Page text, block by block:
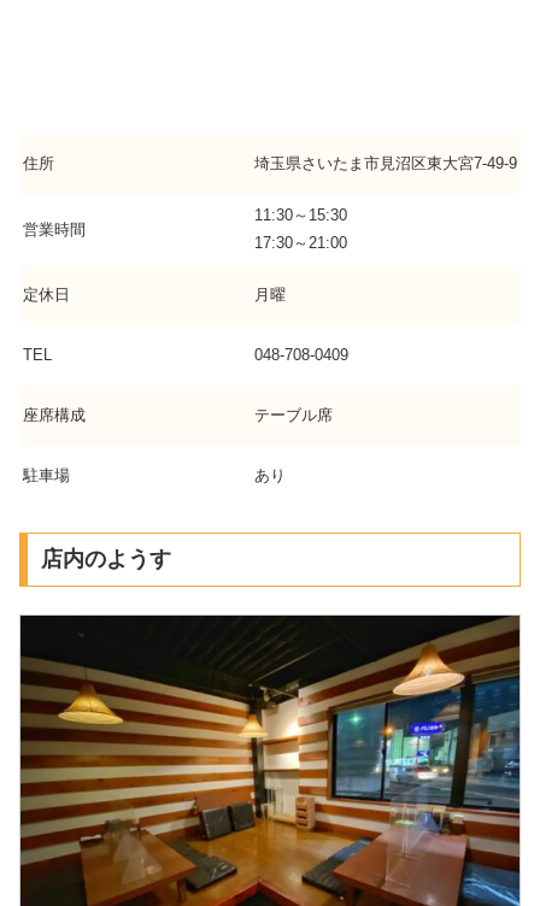
住所 埼玉県さいたま市見沼区東大宮7-49-9
営業時間
11:30～15:30
17:30～21:00
定休日 月曜
TEL 048-708-0409
座席構成 テーブル席
駐車場 あり
店内のようす